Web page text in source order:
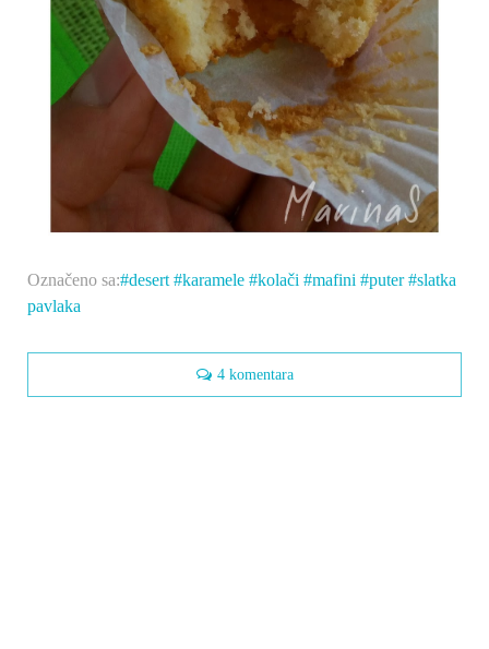
Označeno sa: desert karamele kolači mafini puter
slatka
pavlaka
4 komentara